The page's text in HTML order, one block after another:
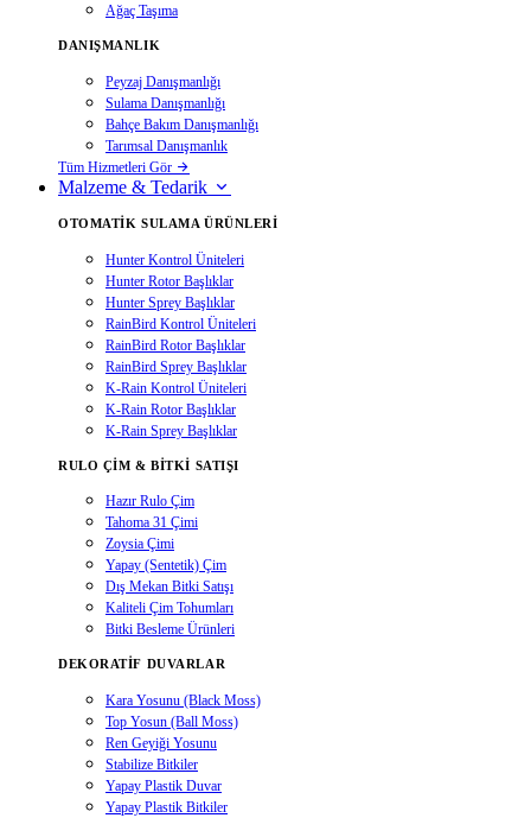
Ağaç Taşıma
DANIŞMANLIK
Peyzaj Danışmanlığı
Sulama Danışmanlığı
Bahçe Bakım Danışmanlığı
Tarımsal Danışmanlık
Tüm Hizmetleri Gör
Malzeme & Tedarik
OTOMATIK SULAMA ÜRÜNLERI
Hunter Kontrol Üniteleri
Hunter Rotor Başlıklar
Hunter Sprey Başlıklar
RainBird Kontrol Üniteleri
RainBird Rotor Başlıklar
RainBird Sprey Başlıklar
K-Rain Kontrol Üniteleri
K-Rain Rotor Başlıklar
K-Rain Sprey Başlıklar
RULO ÇIM & BITKI SATIŞI
Hazır Rulo Çim
Tahoma 31 Çimi
Zoysia Çimi
Yapay (Sentetik) Çim
Dış Mekan Bitki Satışı
Kaliteli Çim Tohumları
Bitki Besleme Ürünleri
DEKORATIF DUVARLAR
Kara Yosunu (Black Moss)
Top Yosun (Ball Moss)
Ren Geyiği Yosunu
Stabilize Bitkiler
Yapay Plastik Duvar
Yapay Plastik Bitkiler